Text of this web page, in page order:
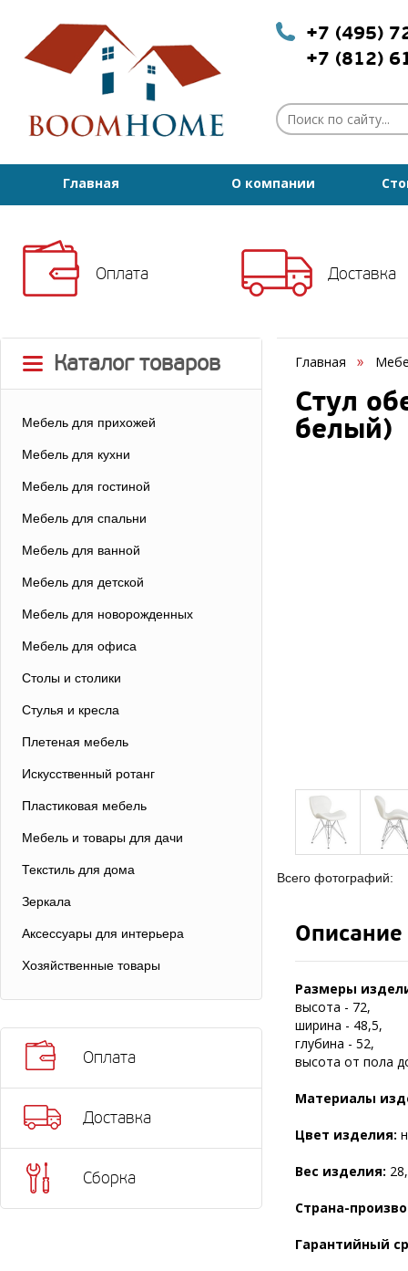
+7 (495)
+7 (812)
Главная О компании
Оплата Доставка
Каталог товаров
Мебель для прихожей
Мебель для кухни
Мебель для гостиной
Мебель для спальни
Мебель для ванной
Мебель для детской
Мебель для новорожденных
Мебель для офиса
Столы и столики
Стулья и кресла
Плетеная мебель
Искусственный ротанг
Пластиковая мебель
Мебель и товары для дачи
Текстиль для дома
Зеркала
Аксессуары для интерьера
Хозяйственные товары
Оплата
Доставка
Сборка
Главная
Стул
белый)
Всего фотографий:
Описание
Размеры
высота - 72,
ширина - 48,5,
глубина - 52,
высота от пола
Материалы
Цвет изделия:
Вес изделия:
Страна-
Гарантийный